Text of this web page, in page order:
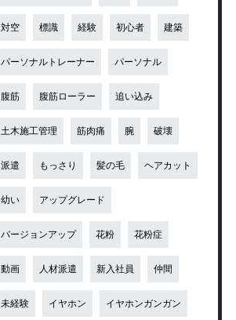
対空 標識 経験 初心者 建築
パーソナルトレーナー パーソナル
腹筋 腹筋ローラー 追い込み
土木施工管理 筋肉痛 腕 破壊
派遣 もっさり 髪の毛 ヘアカット
幼い アップグレード
バージョンアップ 花粉 花粉症
動画 人材派遣 新入社員 仲間
未経験 イヤホン イヤホンガンガン